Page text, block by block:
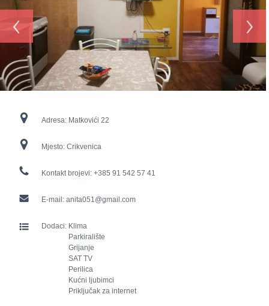
‹ ›
Adresa: Matkovići 22
Mjesto: Crikvenica
Kontakt brojevi: +385 91 542 57 41
E-mail: anita051@gmail.com
Dodaci: Klima
Parkiralište
Grijanje
SAT TV
Perilica
Kućni ljubimci
Priključak za internet